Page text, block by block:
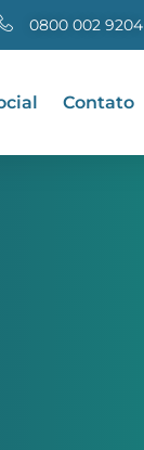
0800 002 9204
Contato